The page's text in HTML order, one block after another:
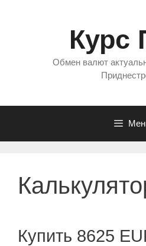
Курс
Обмен валют
Купить 8625